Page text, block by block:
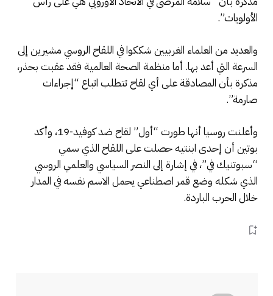
الأولويات”.
والعديد من العلماء الغربيين شككوا في اللقاح الروسي مشيرين إلى
السرعة التي أعد بها. أما منظمة الصحة العالمية فقد عقبت بحذر،
مذكرة بأن المصادقة على أي لقاح تتطلب اتباع “إجراءات
صارمة”.
وأعلنت روسيا أنها طورت “أول” لقاح ضد كوفيد-19، وأكد
بوتين أن إحدى ابنتيه حصلت على اللقاح الذي سمي
“سبوتنيك في”، في إشارة إلى النصر السياسي والعلمي الروسي
الذي شكله وضع قمر اصطناعي يحمل الاسم نفسه في المدار
خلال الحرب الباردة.